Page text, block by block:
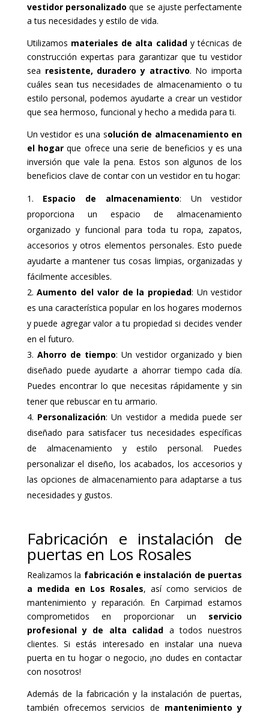
vestidor personalizado que se ajuste perfectamente
a tus necesidades y estilo de vida.
Utilizamos materiales de alta calidady técnicas de
construcción expertas para garantizar que tu vestidor
sea resistente, duradero y atractivo. No importa
cuáles sean tus necesidades de almacenamiento o tu
estilo personal, podemos ayudarte a crear un vestidor
que sea hermoso, funcional y hecho a medida para ti.
Un vestidor es una solución de almacenamiento en
el hogar que ofrece una serie de beneficios y es una
inversión que vale la pena. Estos son algunos de los
beneficios clave de contar con un vestidor en tu hogar:
Espacio de almacenamiento: Un vestidor
proporciona un espacio de almacenamiento
organizado y funcional para toda tu ropa, zapatos,
accesorios y otros elementos personales. Esto puede
ayudarte a mantener tus cosas limpias, organizadas y
fácilmente accesibles.
Aumento del valor de la propiedad: Un vestidor
es una característica popular en los hogares modernos
y puede agregar valor a tu propiedad si decides vender
en el futuro.
Ahorro de tiempo: Un vestidor organizado y bien
diseñado puede ayudarte a ahorrar tiempo cada día.
Puedes encontrar lo que necesitas rápidamente y sin
tener que rebuscar en tu armario.
Personalización: Un vestidor a medida puede ser
diseñado para satisfacer tus necesidades específicas
de almacenamiento y estilo personal. Puedes
personalizar el diseño, los acabados, los accesorios y
las opciones de almacenamiento para adaptarse a tus
necesidades y gustos.
Fabricación e instalación de
puertas en Los Rosales
Realizamos la fabricación e instalación de puertas
a medida en Los Rosales, así como servicios de
mantenimiento y reparación. En Carpimad estamos
comprometidos en proporcionar un servicio
profesional y de alta calidad a todos nuestros
clientes. Si estás interesado en instalar una nueva
puerta en tu hogar o negocio, ¡no dudes en contactar
con nosotros!
Además de la fabricación y la instalación de puertas,
también ofrecemos servicios de mantenimiento y